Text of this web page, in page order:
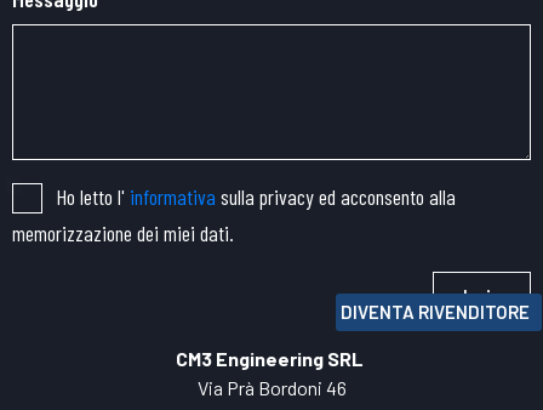
DIVENTA RIVENDITORE
Ho letto l' informativa sulla privacy ed acconsento alla
memorizzazione dei miei dati.
Invia
CM3 Engineering SRL
Via Prà Bordoni 46